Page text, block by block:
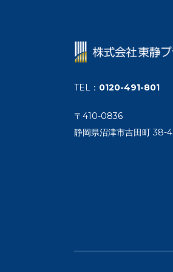
TEL ： 0120-491-801
〒410-0836
静岡県沼津市吉田町 38-4